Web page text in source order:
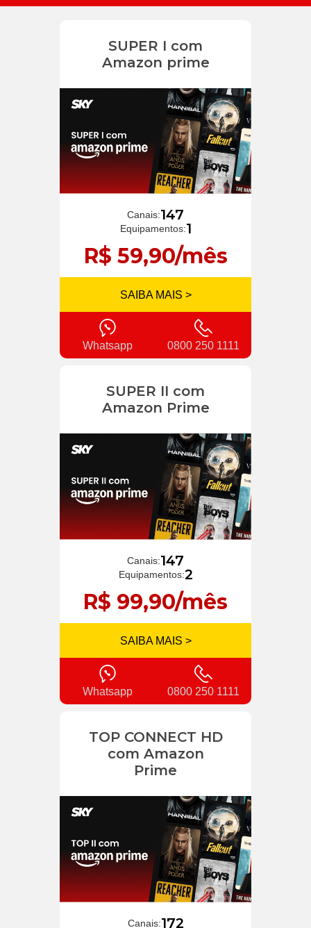
SUPER I com
Amazon prime
Canais:147
Equipamentos:1
R$ 59,90/mês
SAIBA MAIS >
Whatsapp 0800 250 1111
SUPER II com
Amazon Prime
Canais:147
Equipamentos:2
R$ 99,90/mês
SAIBA MAIS >
Whatsapp 0800 250 1111
TOP CONNECT HD
com Amazon
Prime
Canais:172